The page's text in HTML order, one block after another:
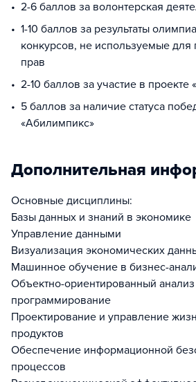
2-6 баллов за волонтерская
1-10 баллов за результаты
конкурсов, не используемые
прав
2-10 баллов за участие в
5 баллов за наличие статуса
«Абилимпикс»
Дополнительная
Основные дисциплины:
Базы данных и знаний в экономике
Управление данными
Визуализация экономических
Машинное обучение в бизнес-
Объектно-ориентированный
программирование
Проектирование и управление
продуктов
Обеспечение информационной
процессов